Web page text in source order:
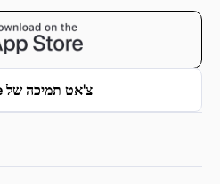
צ'אט תמיכה של Realiste